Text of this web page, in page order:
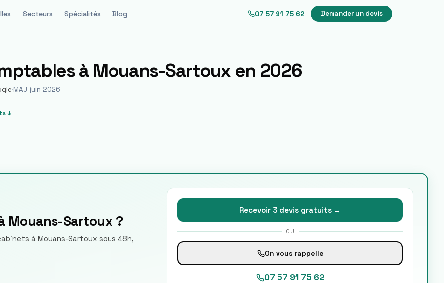
Secteurs Spécialités Blog 07 57 91 75 62 Demander un devis
à Mouans-Sartouxen 2026
·MAJ juin 2026
↓
Mouans-Sartoux ?
à Mouans-Sartoux sous 48h,
Recevoir 3 devis gratuits →
OU
On vous rappelle
07 57 91 75 62